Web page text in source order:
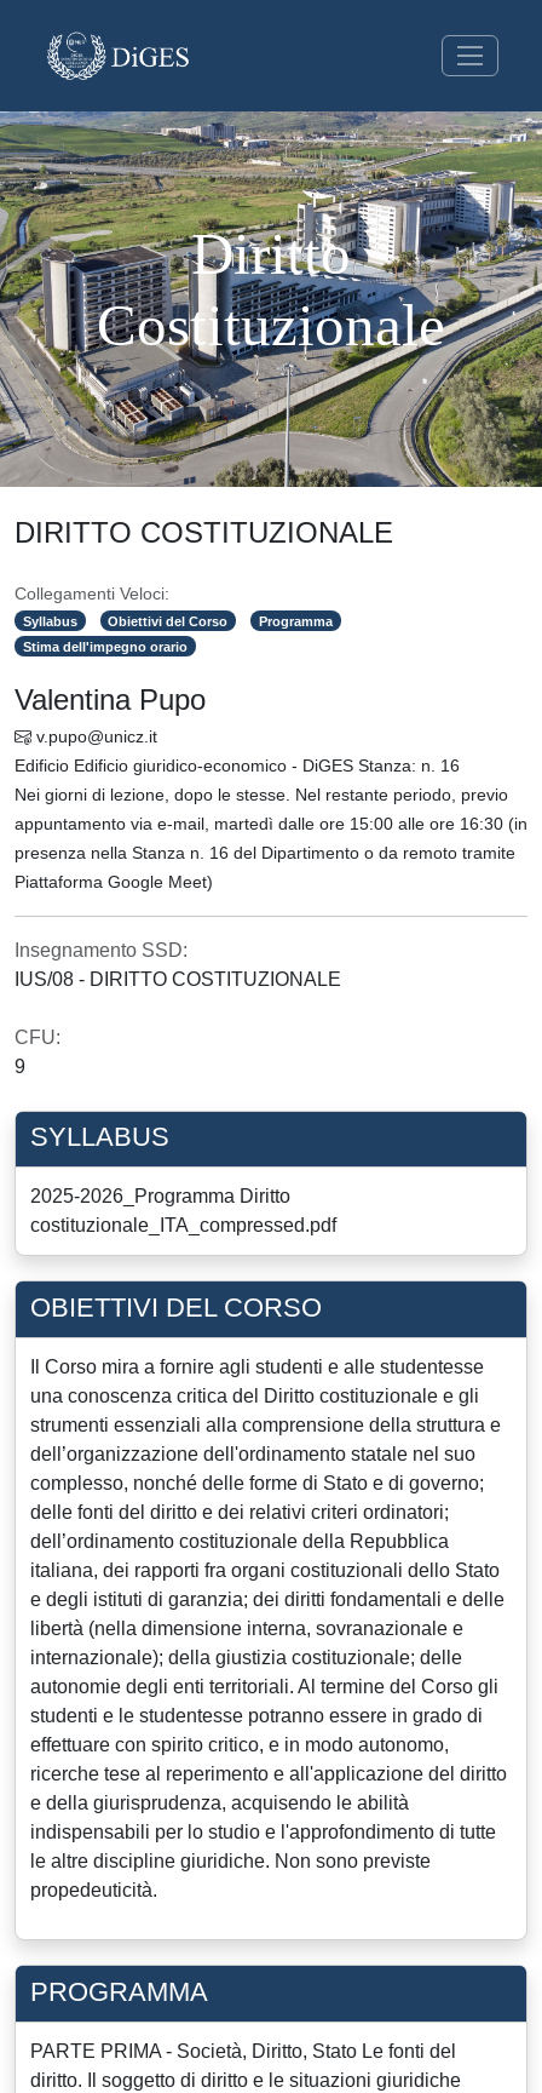
Diritto
Costituzionale
DIRITTO COSTITUZIONALE
Collegamenti Veloci:
Syllabus Obiettivi del Corso
Programma
Stima dell'impegno orario
Valentina Pupo
v.pupo@unicz.it
Edificio Edificio giuridico-economico - DiGES Stanza: n. 16
Nei giorni di lezione, dopo le stesse. Nel restante periodo, previo
appuntamento via e-mail, martedì dalle ore 15:00 alle ore 16:30 (in
presenza nella Stanza n. 16 del Dipartimento o da remoto tramite
Piattaforma Google Meet)
Insegnamento SSD:
IUS/08 - DIRITTO COSTITUZIONALE
CFU:
9
SYLLABUS
2025-2026_Programma Diritto
costituzionale_ITA_compressed.pdf
OBIETTIVI DEL CORSO
Il Corso mira a fornire agli studenti e alle studentesse
una conoscenza critica del Diritto costituzionale e gli
strumenti essenziali alla comprensione della struttura e
dell’organizzazione dell'ordinamento statale nel suo
complesso, nonché delle forme di Stato e di governo;
delle fonti del diritto e dei relativi criteri ordinatori;
dell’ordinamento costituzionale della Repubblica
italiana, dei rapporti fra organi costituzionali dello Stato
e degli istituti di garanzia; dei diritti fondamentali e delle
libertà (nella dimensione interna, sovranazionale e
internazionale); della giustizia costituzionale; delle
autonomie degli enti territoriali. Al termine del Corso gli
studenti e le studentesse potranno essere in grado di
effettuare con spirito critico, e in modo autonomo,
ricerche tese al reperimento e all'applicazione del diritto
e della giurisprudenza, acquisendo le abilità
indispensabili per lo studio e l'approfondimento di tutte
le altre discipline giuridiche. Non sono previste
propedeuticità.
PROGRAMMA
PARTE PRIMA - Società, Diritto, Stato Le fonti del
diritto. Il soggetto di diritto e le situazioni giuridiche